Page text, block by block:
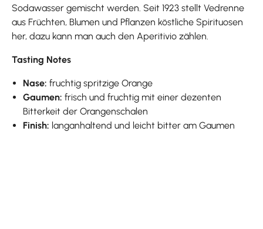
Sodawasser gemischt werden. Seit 1923 stellt Vedrenne
aus Früchten, Blumen und Pflanzen köstliche Spirituosen
her, dazu kann man auch den Aperitivio zählen.
Tasting Notes
Nase:fruchtig spritzige Orange
Gaumen: frisch und fruchtig mit einer dezenten
Bitterkeit der Orangenschalen
Finish: langanhaltend und leicht bitter am Gaumen